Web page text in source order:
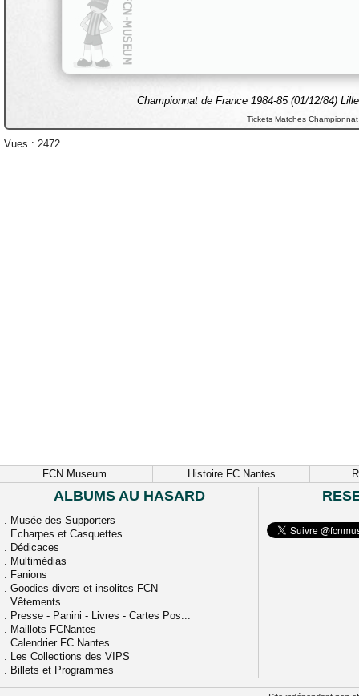
Championnat de France 1984-85 (01/12/84)
Tickets Matches Championnat
Vues : 2472
FCN Museum Histoire FC Nantes
ALBUMS AU HASARD
. Musée des Supporters
. Echarpes et Casquettes
. Dédicaces
. Multimédias
. Fanions
. Goodies divers et insolites FCN
. Vêtements
. Presse - Panini - Livres - Cartes Pos...
. Maillots FCNantes
. Calendrier FC Nantes
. Les Collections des VIPS
. Billets et Programmes